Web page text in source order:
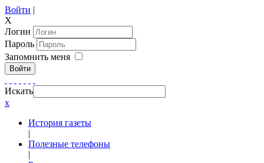
Войти |
X
Логин
Пароль
Запомнить меня
Войти
Искать
x
История газеты
|
Полезные телефоны
|